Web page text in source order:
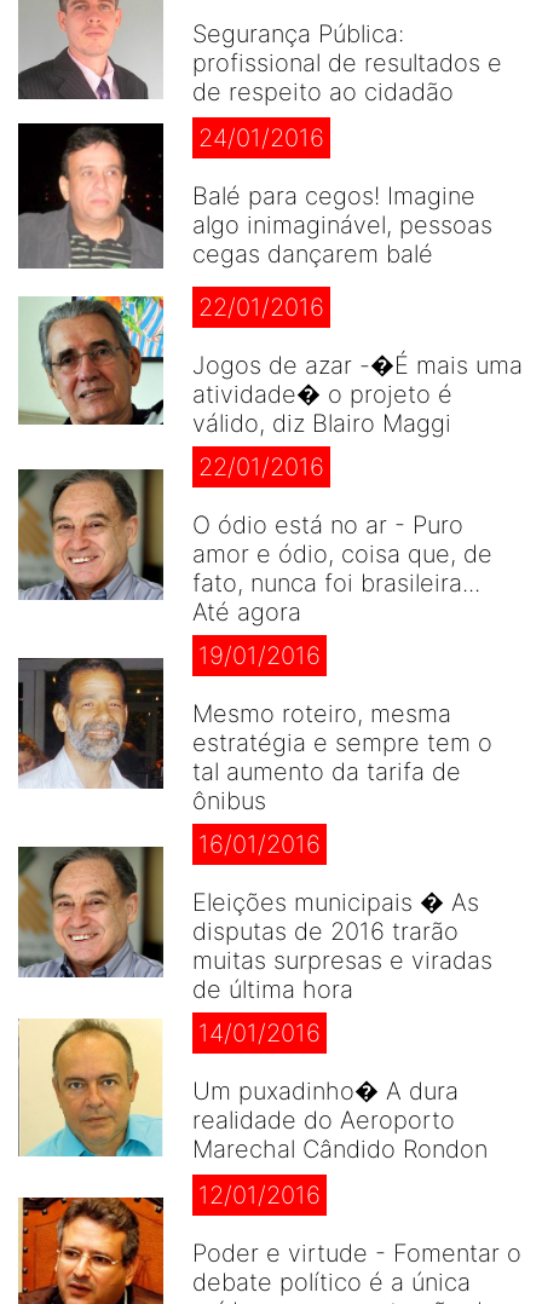
Segurança Pública:
profissional de resultados e
de respeito ao cidadão
24/01/2016
Balé para cegos! Imagine
algo inimaginável, pessoas
cegas dançarem balé
22/01/2016
Jogos de azar -�É mais uma
atividade� o projeto é
válido, diz Blairo Maggi
22/01/2016
O ódio está no ar - Puro
amor e ódio, coisa que, de
fato, nunca foi brasileira...
Até agora
19/01/2016
Mesmo roteiro, mesma
estratégia e sempre tem o
tal aumento da tarifa de
ônibus
16/01/2016
Eleições municipais � As
disputas de 2016 trarão
muitas surpresas e viradas
de última hora
14/01/2016
Um puxadinho� A dura
realidade do Aeroporto
Marechal Cândido Rondon
12/01/2016
Poder e virtude - Fomentar o
debate político é a única